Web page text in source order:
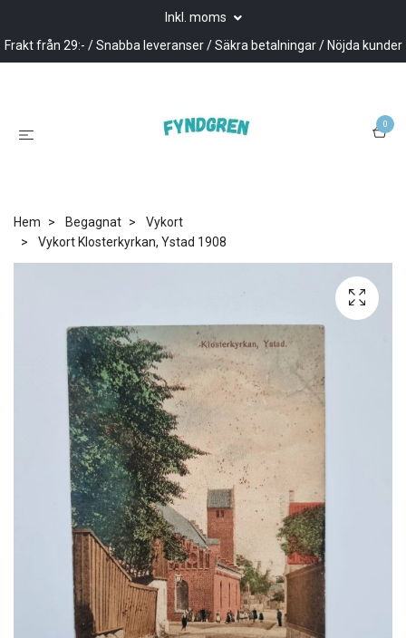
Inkl. moms
Frakt från 29:- / Snabba leveranser / Säkra betalningar / Nöjda kunder
0
Hem Begagnat
Vykort
Vykort Klosterkyrkan, Ystad 1908